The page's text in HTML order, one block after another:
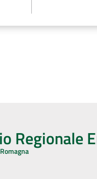
Regionale